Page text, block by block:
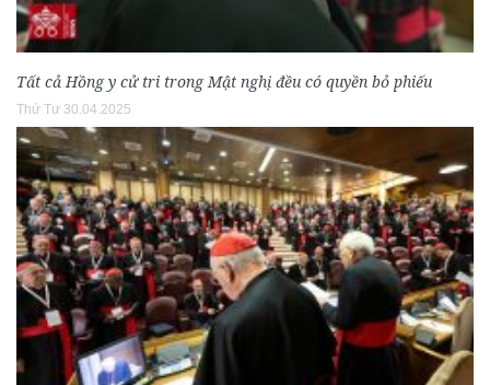
Tất cả Hồng y cử tri trong Mật nghị đều có quyền bỏ phiếu
Thứ Tư 30.04.2025